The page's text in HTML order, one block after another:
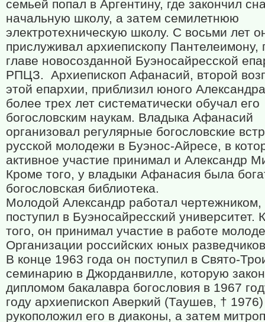
семьей попал в Аргентину, где закончил
начальную школу, а затем семилетнюю
электротехническую школу. С восьми лет
прислуживал архиепископу Пантелеимону,
главе новосозданной Буэносайресской
РПЦЗ.
Архиепископ Афанасий, второй
этой епархии, приблизил юного
более трех лет систематически обучал его
богословским наукам. Владыка Афанасий
организовал регулярные богословские
русской молодежи в Буэнос-Айресе, в
активное участие принимал и Александр
Кроме того, у владыки Афанасия была
богословская библиотека.
Молодой Александр работал чертежником,
поступил в Буэносайресский университет.
того, он принимал участие в работе
Организации российских юных
В конце 1963 года он поступил в Свято-
семинарию в Джорданвилле, которую
дипломом бакалавра богословия в 1967
году архиепископ Аверкий (Таушев, † 1976)
рукоположил его в диаконы, а затем